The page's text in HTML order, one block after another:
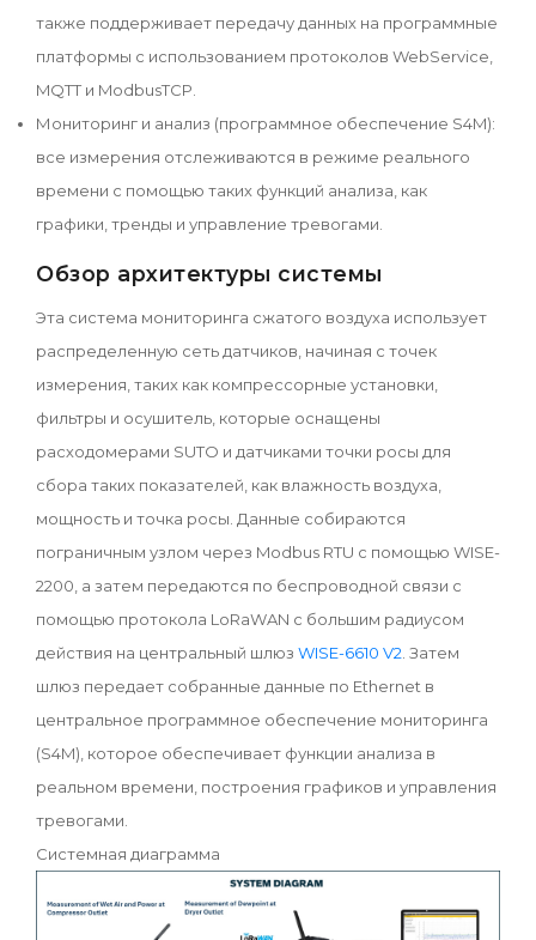
также поддерживает передачу данных на программные
платформы с использованием протоколов WebService,
MQTT и ModbusTCP.
Мониторинг и анализ (программное обеспечение S4M):
все измерения отслеживаются в режиме реального
времени с помощью таких функций анализа, как
графики, тренды и управление тревогами.
Обзор архитектуры системы
Эта система мониторинга сжатого воздуха использует
распределенную сеть датчиков, начиная с точек
измерения, таких как компрессорные установки,
фильтры и осушитель, которые оснащены
расходомерами SUTO и датчиками точки росы для
сбора таких показателей, как влажность воздуха,
мощность и точка росы. Данные собираются
пограничным узлом через Modbus RTU с помощью WISE-
2200, а затем передаются по беспроводной связи с
помощью протокола LoRaWAN с большим радиусом
действия на центральный шлюз WISE-6610 V2 . Затем
шлюз передает собранные данные по Ethernet в
центральное программное обеспечение мониторинга
(S4M), которое обеспечивает функции анализа в
реальном времени, построения графиков и управления
тревогами.
Системная диаграмма